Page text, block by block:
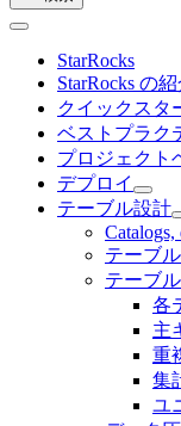
StarRocks
StarRocks の
クイックスタ
ベストプラク
プロジェクト
デプロイ
テーブル設計
Catalogs,
テーブ
テーブ
各
主
重
集
ユ